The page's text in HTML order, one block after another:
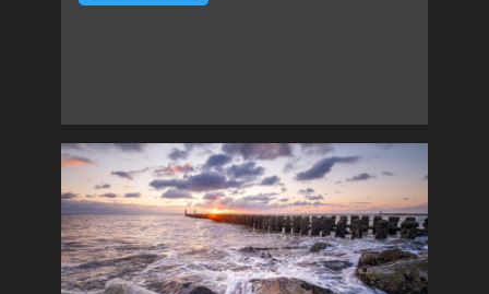
De
de
Havenboei
in
Vlissingen